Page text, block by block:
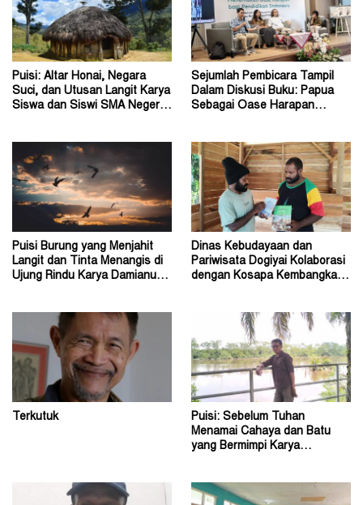
Puisi: Altar Honai, Negara
Suci, dan Utusan Langit Karya
Siswa dan Siswi SMA Negeri 1
Sejumlah Pembicara Tampil
Dalam Diskusi Buku: Papua
Sebagai Oase Harapan
Puisi Burung yang Menjahit
Langit dan Tinta Menangis di
Ujung Rindu Karya Damianus
Dinas Kebudayaan dan
Pariwisata Dogiyai Kolaborasi
dengan Kosapa Kembangkan
Terkutuk
Puisi: Sebelum Tuhan
Menamai Cahaya dan Batu
yang Bermimpi Karya